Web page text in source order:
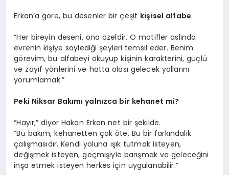
Erkan’a göre, bu desenler bir çeşit kişisel alfabe.
“Her bireyin deseni, ona özeldir. O motifler aslında
evrenin kişiye söylediği şeyleri temsil eder. Benim
görevim, bu alfabeyi okuyup kişinin karakterini, güçlü
ve zayıf yönlerini ve hatta olası gelecek yollarını
yorumlamak.”
Peki Niksar Bakımı yalnızca bir kehanet mi?
“Hayır,” diyor Hakan Erkan net bir şekilde.
“Bu bakım, kehanetten çok öte. Bu bir farkındalık
çalışmasıdır. Kendi yoluna ışık tutmak isteyen,
değişmek isteyen, geçmişiyle barışmak ve geleceğini
inşa etmek isteyen herkes için uygulanabilir.”